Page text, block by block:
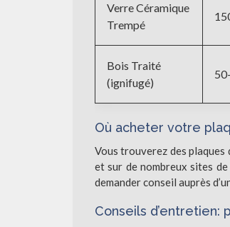
Verre Céramique
Trempé
Bois Traité
(ignifugé)
Où acheter votre
Vous trouverez des plaques
et sur de nombreux sites
demander conseil auprès
Conseils